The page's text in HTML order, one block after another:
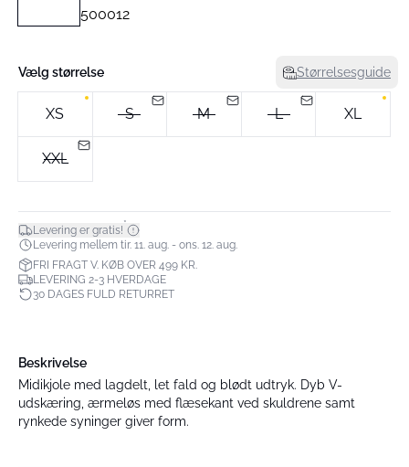
Vælg størrelse Størrelsesguide
XS S M L XL
XXL
Levering er gratis!*
Levering mellem tir. 11. aug. - ons. 12. aug.
FRI FRAGT V. KØB OVER 499 KR.
LEVERING 2-3 HVERDAGE
30 DAGES FULD RETURRET
Beskrivelse
Midikjole med lagdelt, let fald og blødt udtryk. Dyb V-
udskæring, ærmeløs med flæsekant ved skuldrene samt
rynkede syninger giver form.